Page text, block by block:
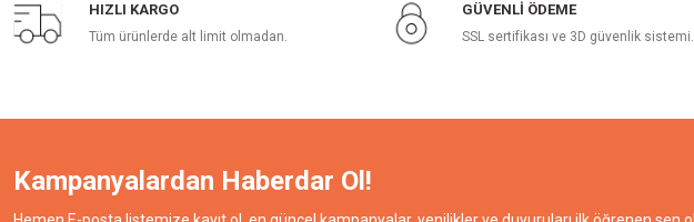
HIZLI KARGO
Tüm ürünlerde alt limit olmadan.
GÜVENLİ ÖDEME
SSL sertifikası ve 3D güvenlik sistemi.
Kampanyalardan Haberdar Ol!